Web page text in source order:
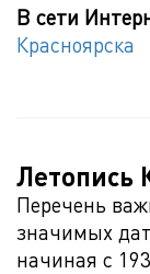
В сети
Красноярска
Летопись
Перечень
значимых
начиная с